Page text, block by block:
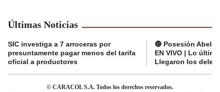
Últimas Noticias
SIC investiga a 7 arroceras por
presuntamente pagar menos del tarifa
oficial a productores
🔴 Posesión
EN VIVO | Lo
Llegaron los
© CARACOL S.A. Todos los derechos reservados.